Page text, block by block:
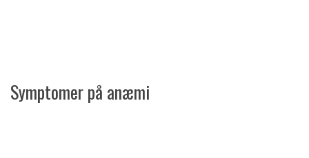
Symptomer på anæmi